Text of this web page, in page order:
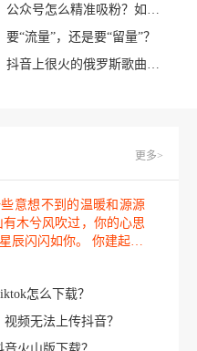
公众号怎么精准吸粉？如何推广微信公众号？
要“流量”，还是要“留量”？
抖音上很火的俄罗斯歌曲叫什么名字，抖音上很火的俄罗斯歌曲一个猥琐大叔和小女孩？
更多>
意想不到的温暖和源源
木兮风吹过，你的心思
辰闪闪如你。 你建起…
怎么下载？
频无法上传抖音？